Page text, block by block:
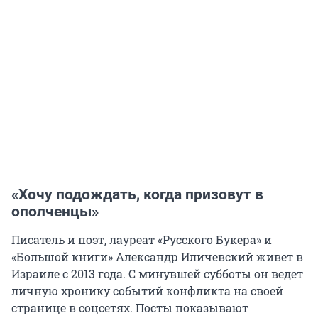
«Хочу подождать, когда призовут в
ополченцы»
Писатель и поэт, лауреат «Русского Букера» и
«Большой книги» Александр Иличевский живет в
Израиле с 2013 года. С минувшей субботы он ведет
личную хронику событий конфликта на своей
странице в соцсетях. Посты показывают